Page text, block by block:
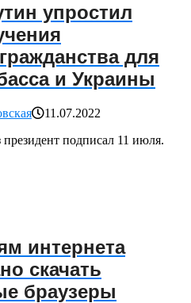
упростил
для
и Украины
11.07.2022
подписал 11 июля.
интернета
скачать
браузеры